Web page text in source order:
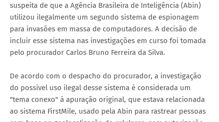
suspeita de que a Agência Brasileira de Inteligência (Abin)
utilizou ilegalmente um segundo sistema de espionagem
para invasões em massa de computadores. A decisão de
incluir esse sistema nas investigações em curso foi tomada
pelo procurador Carlos Bruno Ferreira da Silva.
De acordo com o despacho do procurador, a investigação
do possível uso ilegal desse sistema é considerada um
"tema conexo" à apuração original, que estava relacionada
ao sistema FirstMile, usado pela Abin para rastrear pessoas